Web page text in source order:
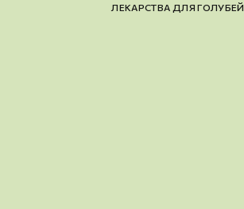
ЛЕКАРСТВА ДЛЯ ГОЛУБЕЙ